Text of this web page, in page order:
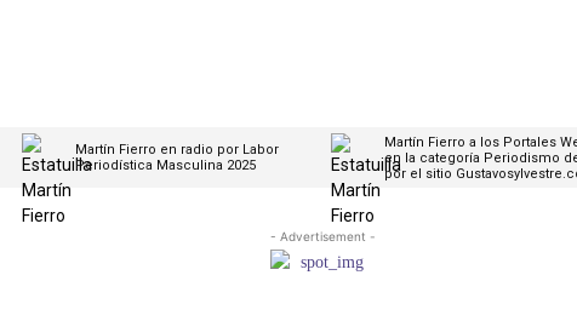
Martín Fierro en radio por Labor
Periodística Masculina 2025
Martín Fierro a los Portales
en la categoría Periodismo
por el sitio
- Advertisement -